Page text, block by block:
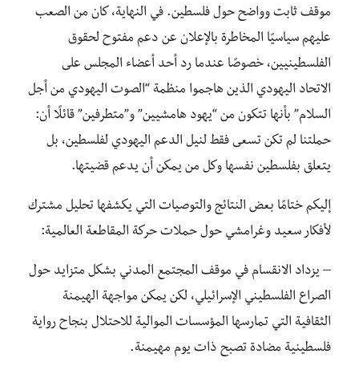
موقف ثابت وواضح حول فلسطين. في النهاية، كان من الصعب
عليهم سياسيًا المخاطرة بالإعلان عن دعم مفتوح لحقوق
الفلسطينيين، خصوصًا عندما رد أحد أعضاء المجلس على
الاتحاد اليهودي الذين هاجموا منظمة “الصوت اليهودي من أجل
السلام” بأنها تتكون من “يهود هامشيين” و”متطرفين” قائلًا أن:
حملتنا لم تكن تسعى فقط لنيل الدعم اليهودي لفلسطين، بل
يتعلق بفلسطين نفسها وكل من يمكن أن يدعم قضيتها.
إليكم ختامًا بعض النتائج والتوصيات التي يكشفها تحليل مشترك
لأفكار سعيد وغرامشي حول حملات حركة المقاطعة العالمية:
– يزداد الانقسام في موقف المجتمع المدني بشكل متزايد حول
الصراع الفلسطيني الإسرائيلي، لكن يمكن مواجهة الهيمنة
الثقافية التي تمارسها المؤسسات الموالية للاحتلال بنجاح رواية
فلسطينية مضادة تصبح ذات يوم مهيمنة.